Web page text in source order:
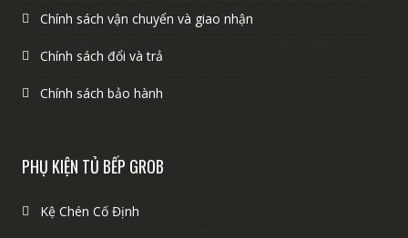
Chính sách vận chuyển và giao nhận
Chính sách đổi và trả
Chính sách bảo hành
PHỤ KIỆN TỦ BẾP GROB
Kệ Chén Cố Định